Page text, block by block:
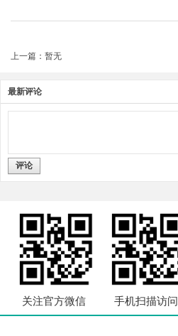
上一篇：暂无
最新评论
评论
关注官方微信 手机扫描访问